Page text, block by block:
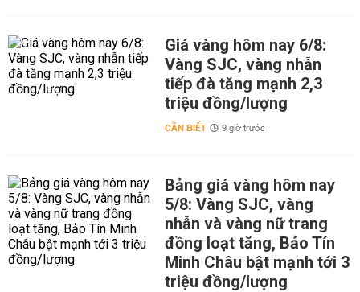
Giá vàng hôm nay 6/8:
Vàng SJC, vàng nhẫn
tiếp đà tăng mạnh 2,3
triệu đồng/lượng
CẦN BIẾT 9 giờ trước
Bảng giá vàng hôm nay
5/8: Vàng SJC, vàng
nhẫn và vàng nữ trang
đồng loạt tăng, Bảo Tín
Minh Châu bật mạnh tới 3
triệu đồng/lượng